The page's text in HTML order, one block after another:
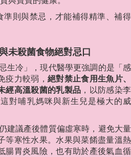
則與禁忌，才能補得精準、補得
未殺菌食物絕對忌口
生冷」，現代醫學更強調的是「感
疫力較弱， 絕對禁止食用生魚片、
經高溫殺菌的乳製品 ，以防感染李
對哺乳媽咪與新生兒是極大的威
建議產後體質偏虛寒時，避免大量
等寒性水果。水果與菜餚盡量溫熱
腸胃炎風險，也有助於產後氣血循